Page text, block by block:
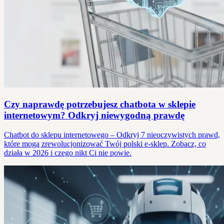
Czy naprawdę potrzebujesz chatbota w sklepie
internetowym? Odkryj niewygodną prawdę
Chatbot do sklepu internetowego – Odkryj 7 nieoczywistych prawd,
które mogą zrewolucjonizować Twój polski e-sklep. Zobacz, co
działa w 2026 i czego nikt Ci nie powie.